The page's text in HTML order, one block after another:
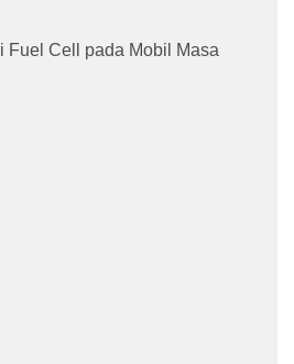
Fuel Cell pada Mobil Masa